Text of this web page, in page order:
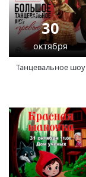
30
октября
Танцевальное шоу